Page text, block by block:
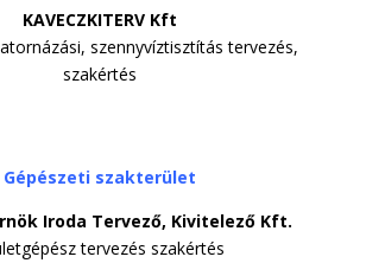
KAVECZKITERV Kft
szennyvíztisztítás tervezés,
szakértés
Gépészeti szakterület
Iroda Tervező, Kivitelező Kft.
tervezés szakértés